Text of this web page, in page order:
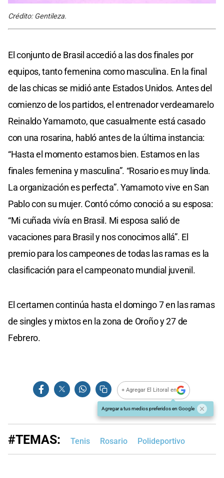
Crédito: Gentileza.
El conjunto de Brasil accedió a las dos finales por
equipos, tanto femenina como masculina. En la final
de las chicas se midió ante Estados Unidos. Antes del
comienzo de los partidos, el entrenador verdeamarelo
Reinaldo Yamamoto, que casualmente está casado
con una rosarina, habló antes de la última instancia:
“Hasta el momento estamos bien. Estamos en las
finales femenina y masculina”. “Rosario es muy linda.
La organización es perfecta”. Yamamoto vive en San
Pablo con su mujer. Contó cómo conoció a su esposa:
“Mi cuñada vivía en Brasil. Mi esposa salió de
vacaciones para Brasil y nos conocimos allá”. El
premio para los campeones de todas las ramas es la
clasificación para el campeonato mundial juvenil.
El certamen continúa hasta el domingo 7 en las ramas
de singles y mixtos en la zona de Oroño y 27 de
Febrero.
+ Agregar El Litoral en
Agregar a tus medios preferidos en Google
#TEMAS: Tenis Rosario Polideportivo